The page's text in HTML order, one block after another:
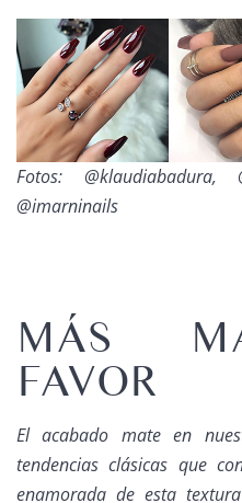
Fotos: @klaudiabadura,
@imarninails
MÁS
FAVOR
El acabado mate en
tendencias clásicas que
enamorada de esta